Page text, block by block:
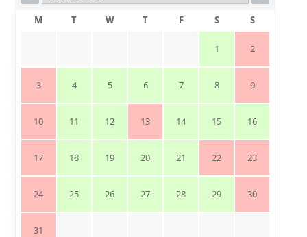
M T W T F S S
1 2
3 4 5 6 7 8 9
10 11 12 13 14 15 16
17 18 19 20 21 22 23
24 25 26 27 28 29 30
31